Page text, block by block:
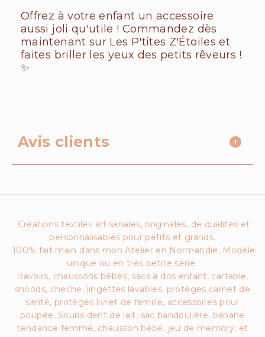
Offrez à votre enfant un accessoire
aussi joli qu'utile ! Commandez dès
maintenant sur Les P'tites Z'Étoiles et
faites briller les yeux des petits rêveurs !
✨
Avis clients
Créations textiles artisanales, originales, de qualités et
personnalisables pour petits et grands.
100% fait main dans mon Atelier en Normandie, Modèle
unique ou en très petite série
Bavoirs, chaussons bébés, sacs à dos enfant, cartable,
snoods, cheche, lingettes lavables, protèges carnet de
santé, protèges livret de famille, accessoires pour
poupée, Souris dent de lait, sac bandoulière, banane
tendance femme, chausson bébé, jeu de memory, et